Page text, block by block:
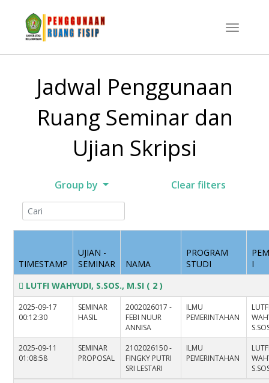
Jadwal Penggunaan
Ruang Seminar dan
Ujian Skripsi
Group by Clear filters
TIMESTAMP
UJIAN -
SEMINAR
NAMA
PROGRAM
STUDI
I
LUTFI WAHYUDI, S.SOS., M.SI ( 2 )
2025-09-17
00:12:30
SEMINAR
HASIL
2002026017 -
FEBI NUUR
ANNISA
ILMU
PEMERINTAHAN
2025-09-11
01:08:58
SEMINAR
PROPOSAL
2102026150 -
FINGKY PUTRI
SRI LESTARI
ILMU
PEMERINTAHAN